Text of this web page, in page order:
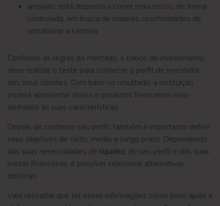
arrojado: está disposto a correr mais riscos, de forma
controlada, em busca de maiores oportunidades de
rentabilizar a carteira.
Conforme as regras do mercado, o banco de investimento
deve realizar o teste para conhecer o perfil de investidor
dos seus clientes. Com base no resultado, a instituição
poderá apresentar ativos e produtos financeiros mais
alinhados às suas características.
Depois de conhecer seu perfil, também é importante definir
seus objetivos de curto, médio e longo prazo. Dependendo
das suas necessidades de liquidez, do seu perfil e das suas
metas financeiras, é possível selecionar alternativas
distintas.
Vale ressaltar que ter essas informações como base ajuda a